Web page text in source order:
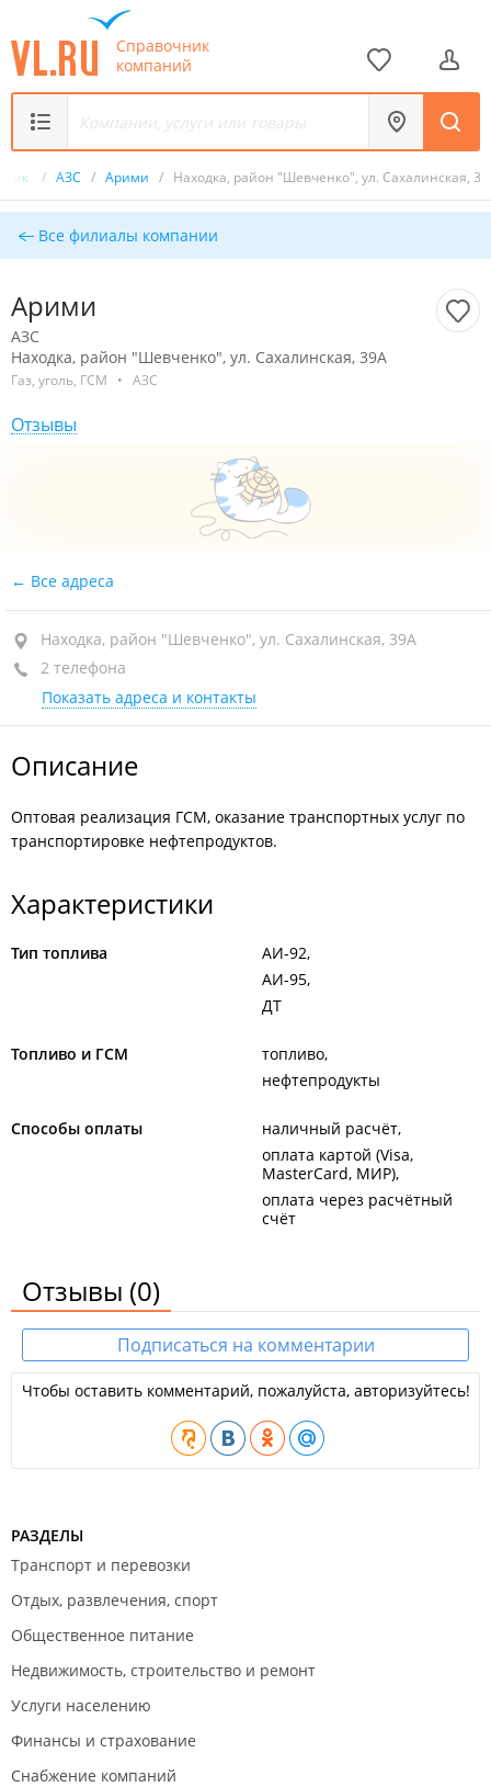
Справочник
компаний
/ АЗС / Арими / Находка, район "Шевченко", ул. Сахалинская,
Все филиалы компании
Арими
АЗС
Находка, район "Шевченко", ул. Сахалинская, 39А
Газ, уголь, ГСМ • АЗС
Отзывы
Все адреса
Находка, район "Шевченко", ул. Сахалинская, 39А
2 телефона
Показать адреса и контакты
Описание
Оптовая реализация ГСМ, оказание транспортных услуг по
транспортировке нефтепродуктов.
Характеристики
Тип топлива
АИ-92
АИ-95
ДТ
Топливо и ГСМ
топливо
нефтепродукты
Способы оплаты
наличный расчёт
оплата картой (Visa,
MasterCard, МИР)
оплата через расчётный
счёт
Отзывы (0)
Подписаться на комментарии
Чтобы оставить комментарий, пожалуйста, авторизуйтесь!
РАЗДЕЛЫ
Транспорт и перевозки
Отдых, развлечения, спорт
Общественное питание
Недвижимость, строительство и ремонт
Услуги населению
Финансы и страхование
Снабжение компаний